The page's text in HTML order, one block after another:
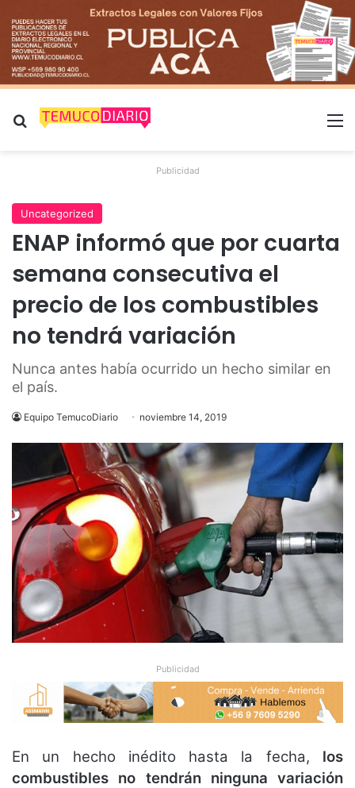
Buscar por
Publicidad
Uncategorized
ENAP informó que por cuarta
semana consecutiva el
precio de los combustibles
no tendrá variación
Nunca antes había ocurrido un hecho similar en
el país.
Equipo TemucoDiario noviembre 14, 2019
Publicidad
En un hecho inédito hasta la fecha, los
combustibles no tendrán ninguna variación